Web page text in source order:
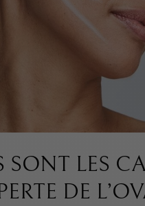
SONT LES
DE